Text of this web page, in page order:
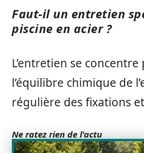
Faut-il un entretien
piscine en acier ?
L’entretien se
l’équilibre chimique de
régulière des fixations
Ne ratez rien de l'actu